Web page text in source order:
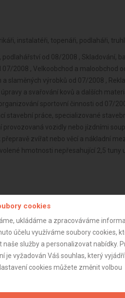
instalatéři, topenáři, podlaháři,
podlahářství od 08/2008 , Skladování,
07/2008 , Velkoobchod a maloobchod
a slaměných výrobků od 07/2008 ,
a svařování kovů a dalších
sportovní činnosti od 07/
stavební práce, specializované
provozovaná vozidly nebo jízdními
přepravě zvířat nebo věcí a nákladní
hmotnosti nepřesahující 2,5
cookies
ukládáme a zpracováváme
účelu využíváme soubory cookies,
služby a personalizovat nabídky.
je vyžadován Váš souhlas, který
cookies můžete změnit volbou